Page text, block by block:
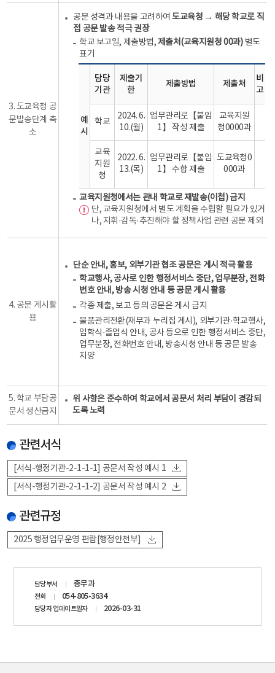
3. 도교육청 공
문발송단계 축
소
공문 성격과 내용을 고려하여도교육청 → 해당 학교로 직
접 공문 발송 적극 권장
학교 보고일, 제출방법,제출처(교육지원청 00과)별도
표기
예
시
담당
기관
제출기
한
제출방법 제출처
비
고
학교
2024. 6.
10.(월)
업무관리로【붙임
1】 작성 제출
교육지원
청0000과
교육
지원
청
2022. 6.
13.(목)
업무관리로【붙임
1】 수합 제출
도교육청0
000과
교육지원청에서는 관내 학교로 재발송(이첩) 금지
단, 교육지원청에서 별도 계획을 수립할 필요가 있거
나, 지휘·감독·추진해야 할 정책사업 관련 공문 제외
4. 공문 게시활
용
단순 안내, 홍보, 외부기관 협조 공문은 게시 적극 활용
학교행사, 공사로 인한 행정서비스 중단, 업무분장, 전화
번호 안내, 방송 시청 안내 등 공문 게시 활용
각종 제출, 보고 등의 공문은 게시 금지
물품관리전환(재무과 누리집 게시), 외부기관·학교행사,
입학식·졸업식 안내, 공사 등으로 인한 행정서비스 중단,
업무분장, 전화번호 안내, 방송시청 안내 등 공문 발송
지양
5. 학교 부담공
문서 생산금지
위 사항은 준수하여 학교에서 공문서 처리 부담이 경감되
도록 노력
관련서식
[서식-행정기관-2-1-1-1] 공문서 작성 예시 1
[서식-행정기관-2-1-1-2] 공문서 작성 예시 2
관련규정
2025 행정업무운영 편람[행정안전부]
담당부서 총무과
전화 054-805-3634
담당자 업데이트일자 2026-03-31